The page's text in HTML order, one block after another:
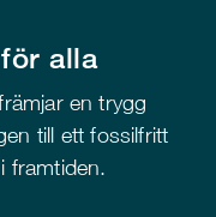
alla
en trygg
till ett fossilfritt
framtiden.